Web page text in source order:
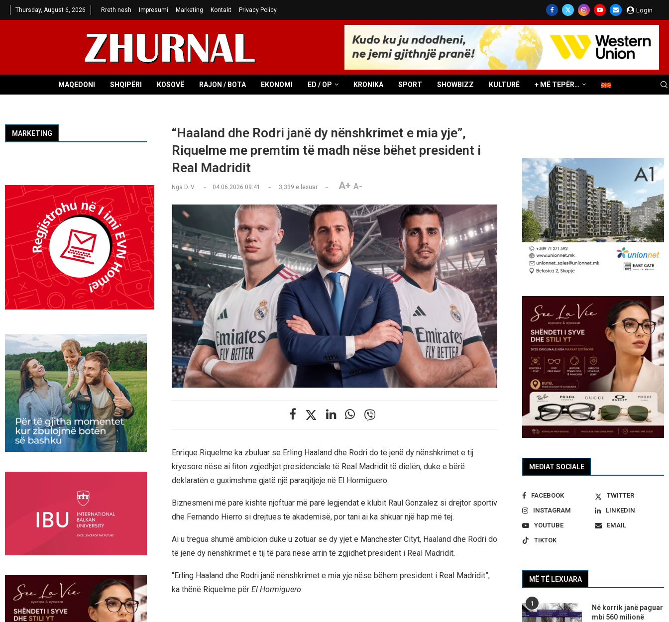
Thursday, August 6, 2026 Rreth nesh Impresumi Marketing Kontakt Privacy Policy Login
MAQEDONI SHQIPËRI KOSOVË RAJON / BOTA EKONOMI ED / OP KRONIKA SPORT SHOWBIZZ KULTURË + MË TEPËR…
“Haaland dhe Rodri janë dy nënshkrimet e mia yje”,
Riquelme me premtim të madh nëse bëhet president i
Real Madridit
Nga D. V. 04.06.2026 09:41 3,339 e lexuar A+ A-
Enrique Riquelme ka zbuluar se Erling Haaland dhe Rodri do të jenë dy nënshkrimet e tij
kryesore nëse ai fiton zgjedhjet presidenciale të Real Madridit të dielën, duke e bërë
deklaratën e guximshme gjatë një paraqitjeje në El Hormiguero.
Biznesmeni më parë kishte njoftuar më parë legjendat e klubit Raul Gonzalez si drejtor sportiv
dhe Fernando Hierro si drejtues të akademisë, por tani ai ka shkuar një hap më tej.
Ai u tregua shumë ambicion duke u zotuar se dy yjet e Manchester Cityt, Haaland dhe Rodri do
të jenë dy nënshkrimet e tij të para nëse arrin të zgjidhet president i Real Madridit.
“Erling Haaland dhe Rodri janë nënshkrimet e mia yje nëse bëhem president i Real Madridit”,
ka thënë Riquelme për El Hormiguero.
MEDIAT SOCIALE
FACEBOOK
TWITTER
INSTAGRAM
LINKEDIN
YOUTUBE
EMAIL
TIKTOK
MË TË LEXUARA
1
Në korrik janë paguar
mbi 560 milionë
MARKETING